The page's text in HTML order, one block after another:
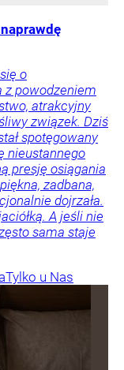
o
z powodzeniem
atrakcyjny
związek. Dziś
spotęgowany
nieustannego
presję osiągania
zadbana,
dojrzała.
A jeśli nie
sama staje
Tylko u Nas